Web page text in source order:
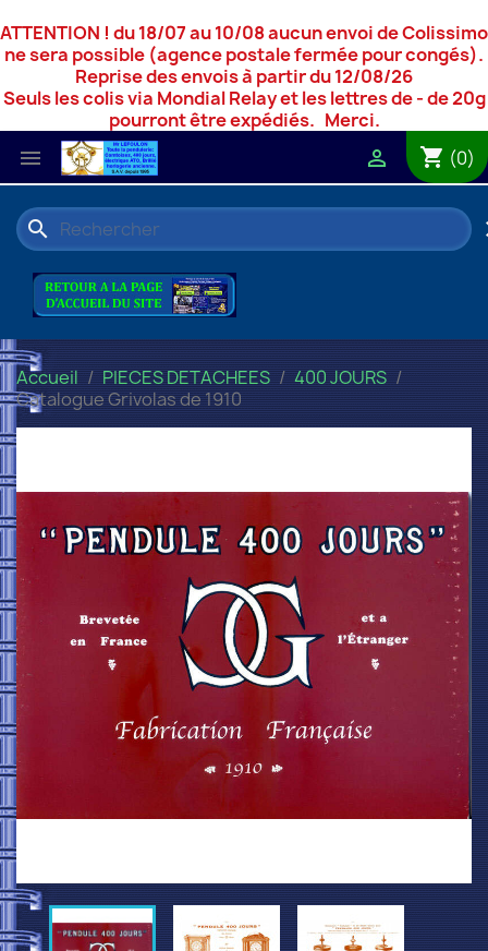
ATTENTION ! du 18/07 au 10/08 aucun envoi de Colissimo
ne sera possible (agence postale fermée pour congés).
Reprise des envois à partir du 12/08/26
Seuls les colis via Mondial Relay et les lettres de - de 20g
pourront être expédiés. Merci.
 shopping_cart (0)

search
Accueil PIECES DETACHEES
400 JOURS
Catalogue Grivolas de 1910